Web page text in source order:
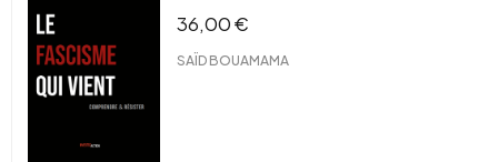
36,00€
SAÏD BOUAMAMA